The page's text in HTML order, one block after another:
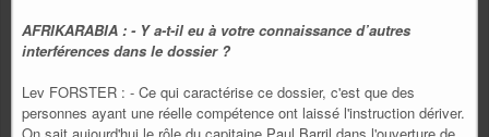
AFRIKARABIA : - Y a-t-il eu à votre connaissance d’autres
interférences dans le dossier ?
Lev FORSTER : - Ce qui caractérise ce dossier, c'est que des
personnes ayant une réelle compétence ont laissé l'instruction dériver.